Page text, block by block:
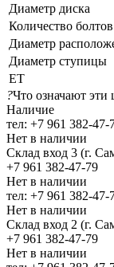
Диаметр диска
Количество болтов
Диаметр
Диаметр ступицы
ЕТ
?Что означают
Наличие
тел: +7 961 382-47-
Нет в наличии
Склад вход 3 (г.
+7 961 382-47-79
Нет в наличии
тел: +7 961 382-47-
Нет в наличии
Склад вход 2 (г.
+7 961 382-47-79
Нет в наличии